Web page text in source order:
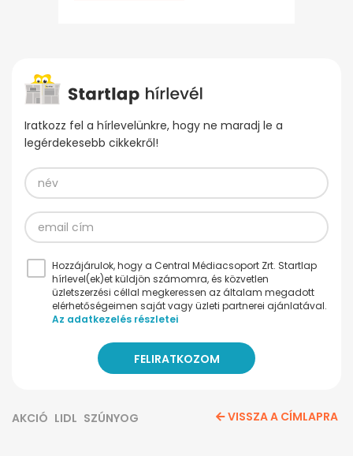
Iratkozz fel a hírlevelünkre, hogy ne maradj le a
legérdekesebb cikkekről!
Hozzájárulok, hogy a Central Médiacsoport Zrt. Startlap
hírlevel(ek)et küldjön számomra, és közvetlen
üzletszerzési céllal megkeressen az általam megadott
elérhetőségeimen saját vagy üzleti partnerei ajánlatával.
Az adatkezelés részletei
AKCIÓ LIDL SZÚNYOG VISSZA A CÍMLAPRA